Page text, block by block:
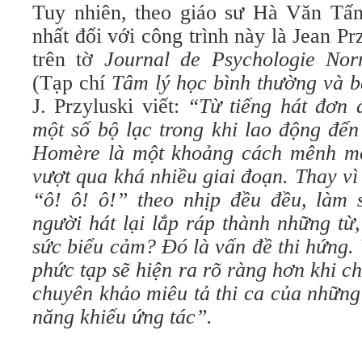
Tuy nhiên, theo giáo sư Hà Văn
nhất đối với công trình này là Jean
trên tờ Journal de Psychologie
(Tạp chí Tâm lý học bình thường và
J. Przyluski viết: “Từ tiếng hát đơn
một số bộ lạc trong khi lao động
Homère là một khoảng cách mênh
vượt qua khá nhiều giai đoạn. Thay
“ô! ô! ô!” theo nhịp đều đều, làm
người hát lại lắp ráp thành những
sức biểu cảm? Đó là vấn đề thi
phức tạp sẽ hiện ra rõ ràng hơn khi
chuyên khảo miêu tả thi ca của
năng khiếu ứng tác”.